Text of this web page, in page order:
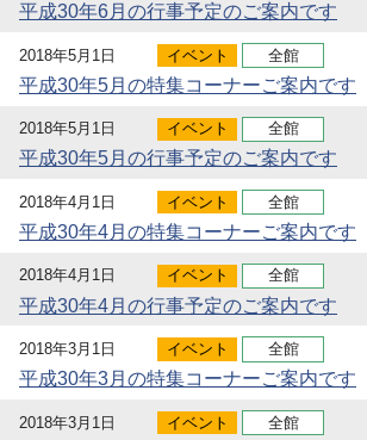
平成30年6月の行事予定のご案内です
2018年5月1日 イベント 全館
平成30年5月の特集コーナーご案内です
2018年5月1日 イベント 全館
平成30年5月の行事予定のご案内です
2018年4月1日 イベント 全館
平成30年4月の特集コーナーご案内です
2018年4月1日 イベント 全館
平成30年4月の行事予定のご案内です
2018年3月1日 イベント 全館
平成30年3月の特集コーナーご案内です
2018年3月1日 イベント 全館